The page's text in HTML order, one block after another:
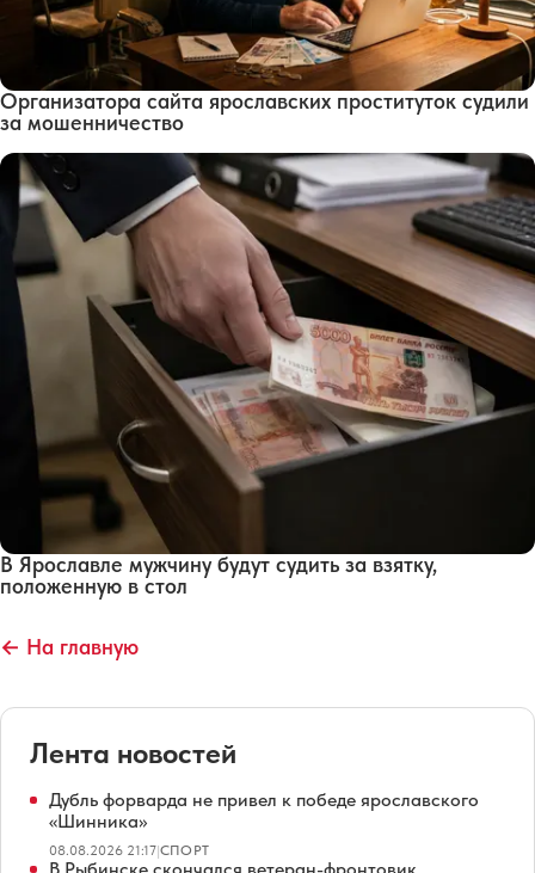
Организатора сайта ярославских проституток судили
за мошенничество
В Ярославле мужчину будут судить за взятку,
положенную в стол
← На главную
Лента новостей
Дубль форварда не привел к победе ярославского
«Шинника»
08.08.2026 21:17|СПОРТ
В Рыбинске скончался ветеран-фронтовик